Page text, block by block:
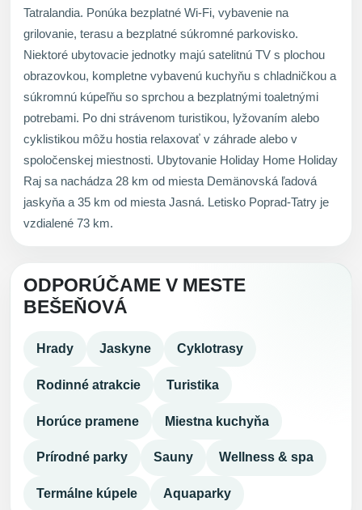
Tatralandia. Ponúka bezplatné Wi-Fi, vybavenie na
grilovanie, terasu a bezplatné súkromné parkovisko.
Niektoré ubytovacie jednotky majú satelitnú TV s plochou
obrazovkou, kompletne vybavenú kuchyňu s chladničkou a
súkromnú kúpeľňu so sprchou a bezplatnými toaletnými
potrebami. Po dni strávenom turistikou, lyžovaním alebo
cyklistikou môžu hostia relaxovať v záhrade alebo v
spoločenskej miestnosti. Ubytovanie Holiday Home Holiday
Raj sa nachádza 28 km od miesta Demänovská ľadová
jaskyňa a 35 km od miesta Jasná. Letisko Poprad-Tatry je
vzdialené 73 km.
ODPORÚČAME V MESTE
BEŠEŇOVÁ
Hrady Jaskyne Cyklotrasy
Rodinné atrakcie Turistika
Horúce pramene Miestna kuchyňa
Prírodné parky Sauny Wellness & spa
Termálne kúpele Aquaparky